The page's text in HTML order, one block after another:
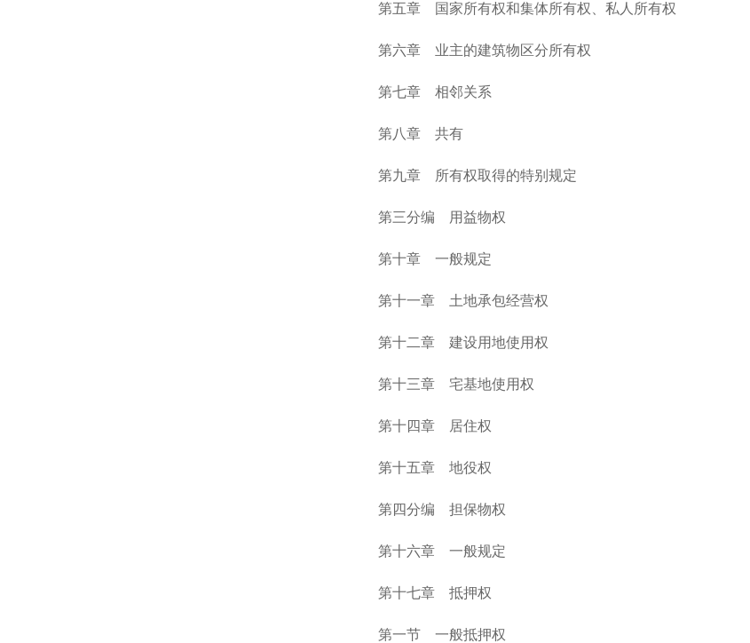
第五章 国家所有权和集体所有权、私人所有权
第六章 业主的建筑物区分所有权
第七章 相邻关系
第八章 共有
第九章 所有权取得的特别规定
第三分编 用益物权
第十章 一般规定
第十一章 土地承包经营权
第十二章 建设用地使用权
第十三章 宅基地使用权
第十四章 居住权
第十五章 地役权
第四分编 担保物权
第十六章 一般规定
第十七章 抵押权
第一节 一般抵押权